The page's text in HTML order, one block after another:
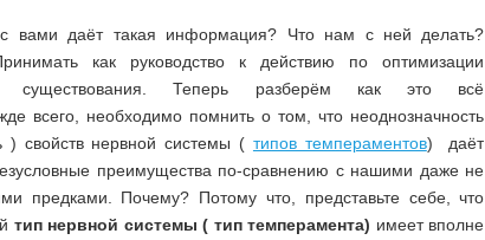
вами даёт такая информация? Что нам с ней делать?
как руководство к действию по оптимизации
существования. Теперь разберём как это всё
всего, необходимо помнить о том, что неоднозначность
) свойств нервной системы ( типов темпераментов) даёт
преимущества по-сравнению с нашими даже не
предками. Почему? Потому что, представьте себе, что
тип нервной системы ( тип темперамента) имеет вполне